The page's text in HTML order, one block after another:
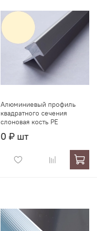
Алюминиевый профиль
квадратного сечения
слоновая кость PE
0 ₽ шт